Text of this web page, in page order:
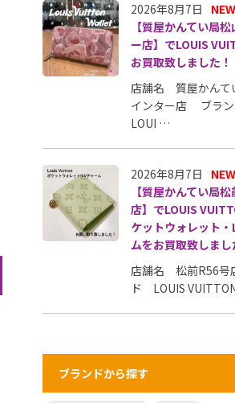
2026年8月7日
NEW
【質屋かんてい局
ー店】でLOUIS
お買取致しました！
店舗名 質屋かんて
インター店 ブラ
LOUI …
2026年8月7日
NEW
【質屋かんてい局
店】でLOUIS
ケットウォレット・
ムをお買取致しまし
店舗名 松前R56号
ド LOUIS
ブランドから探す